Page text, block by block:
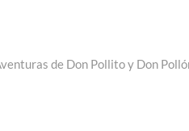
de Don Pollito y Don